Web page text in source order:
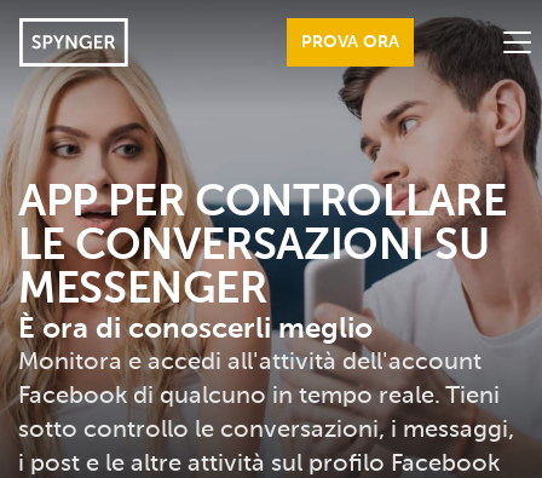
FUNZIONI
SEGNI DI TRADIMENTO
BENEFICI
RECENSIONI
ISTRUZIONI
ACCEDI
DOMANDE FREQUENTI
PROVA ORA
APP PER CONTROLLARE
LE CONVERSAZIONI SU
MESSENGER
È ora di conoscerli meglio
Monitora e accedi all'attività dell'account
Facebook di qualcuno in tempo reale. Tieni
sotto controllo le conversazioni, i messaggi,
i post e le altre attività sul profilo Facebook